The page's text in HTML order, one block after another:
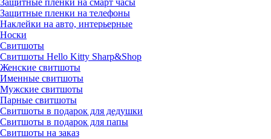
Защитные пленки на смарт часы
Защитные пленки на телефоны
Наклейки на авто, интерьерные
Носки
Свитшоты
Cвитшоты Hello Kitty Sharp&Shop
Женские свитшоты
Именные свитшоты
Мужские свитшоты
Парные свитшоты
Свитшоты в подарок для дедушки
Свитшоты в подарок для папы
Свитшоты на заказ